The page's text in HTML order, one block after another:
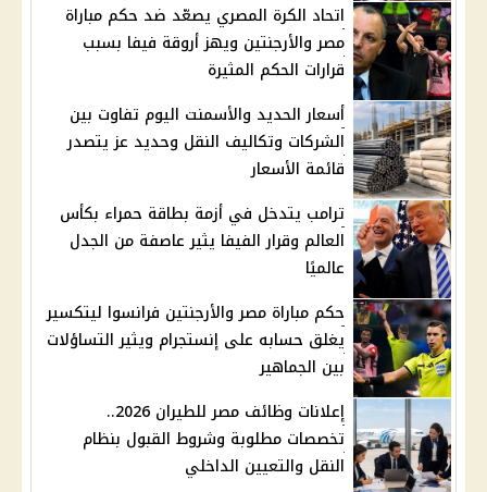
اتحاد الكرة المصري يصعّد ضد حكم مباراة
مصر والأرجنتين ويهز أروقة فيفا بسبب
قرارات الحكم المثيرة
أسعار الحديد والأسمنت اليوم تفاوت بين
الشركات وتكاليف النقل وحديد عز يتصدر
قائمة الأسعار
ترامب يتدخل في أزمة بطاقة حمراء بكأس
العالم وقرار الفيفا يثير عاصفة من الجدل
عالميًا
حكم مباراة مصر والأرجنتين فرانسوا ليتكسير
يغلق حسابه على إنستجرام ويثير التساؤلات
بين الجماهير
إعلانات وظائف مصر للطيران 2026..
تخصصات مطلوبة وشروط القبول بنظام
النقل والتعيين الداخلي